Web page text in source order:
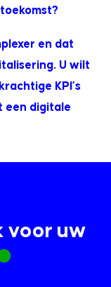
en dat
U wilt
KPI’s
een digitale
voor uw